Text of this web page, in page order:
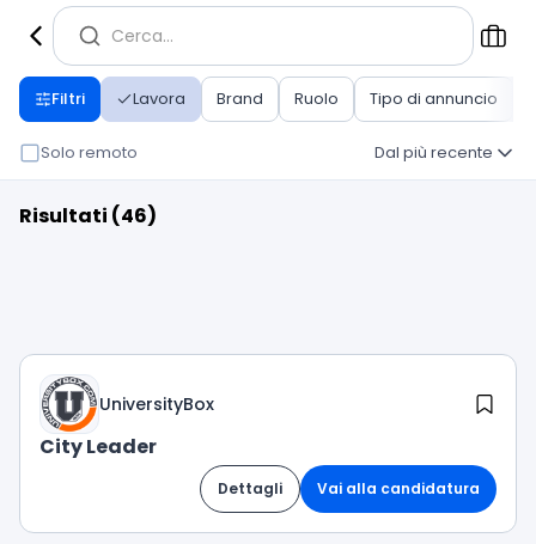
Cerca...
Filtri Lavora Brand Ruolo Tipo di annuncio
Solo remoto Dal più recente
Risultati (46)
UniversityBox
City Leader
Dettagli Vai alla candidatura